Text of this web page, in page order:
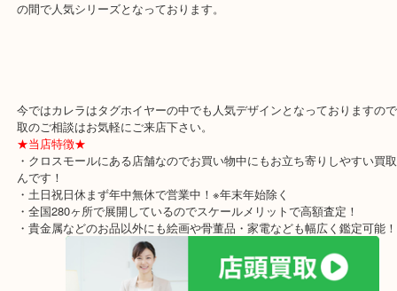
TAG Heuer タグホイヤー カレラ のお買取りブログです！
「クロスモール」にある堺市で今年で4年目になる買取専門店「大
スモール店」です。
堺市を中心に堺市南区・堺市中区・堺市北区・堺市東区・和泉市・
買取価格満足度No1を目指しております！
「お買取の事なら少しでも高く」をモットーに年中無休で営業中で